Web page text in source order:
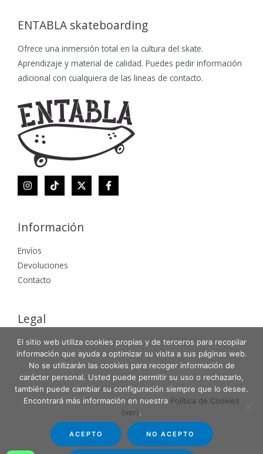
ENTABLA skateboarding
Ofrece una inmersión total en la cultura del skate.
Aprendizaje y material de calidad. Puedes pedir información
adicional con cualquiera de las lineas de contacto.
Información
Envíos
Devoluciones
Contacto
Legal
Aviso Legal
Política de Privacidad
Política de Cookies
Copyright © 2026 Entabla Clases de skate en Madrid
El sitio web utiliza cookies propias y de terceros para recopilar
información que ayuda a optimizar su visita a sus páginas web.
No se utilizarán las cookies para recoger información de
carácter personal. Usted puede permitir su uso o rechazarlo,
también puede cambiar su configuración siempre que lo desee.
Encontrará más información en nuestra Política de Cookies
(ver).
ACEPTO NO ACEPTO